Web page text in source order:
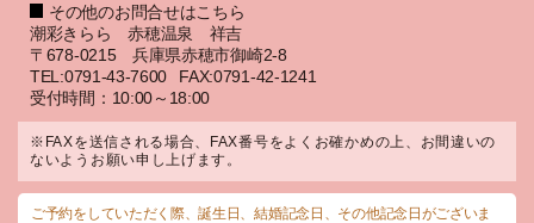
その他のお問合せはこちら
潮彩きらら 赤穂温泉 祥吉
〒678-0215 兵庫県赤穂市御崎2-8
TEL:0791-43-7600
FAX:0791-42-1241
受付時間：10:00～18:00
※FAXを送信される場合、FAX番号をよくお確かめの上、お間違いの
ないようお願い申し上げます。
ご予約をしていただく際、誕生日、結婚記念日、その他記念日がございま